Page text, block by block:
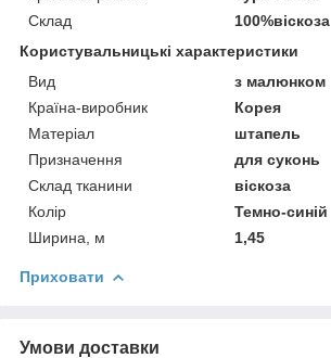
Склад
100%віскоза
Користувальницькі характеристики
Вид
з малюнком
Країна-виробник
Корея
Матеріал
штапель
Призначення
для суконь
Склад тканини
віскоза
Колір
Темно-синій
Ширина, м
1,45
Приховати
Умови доставки